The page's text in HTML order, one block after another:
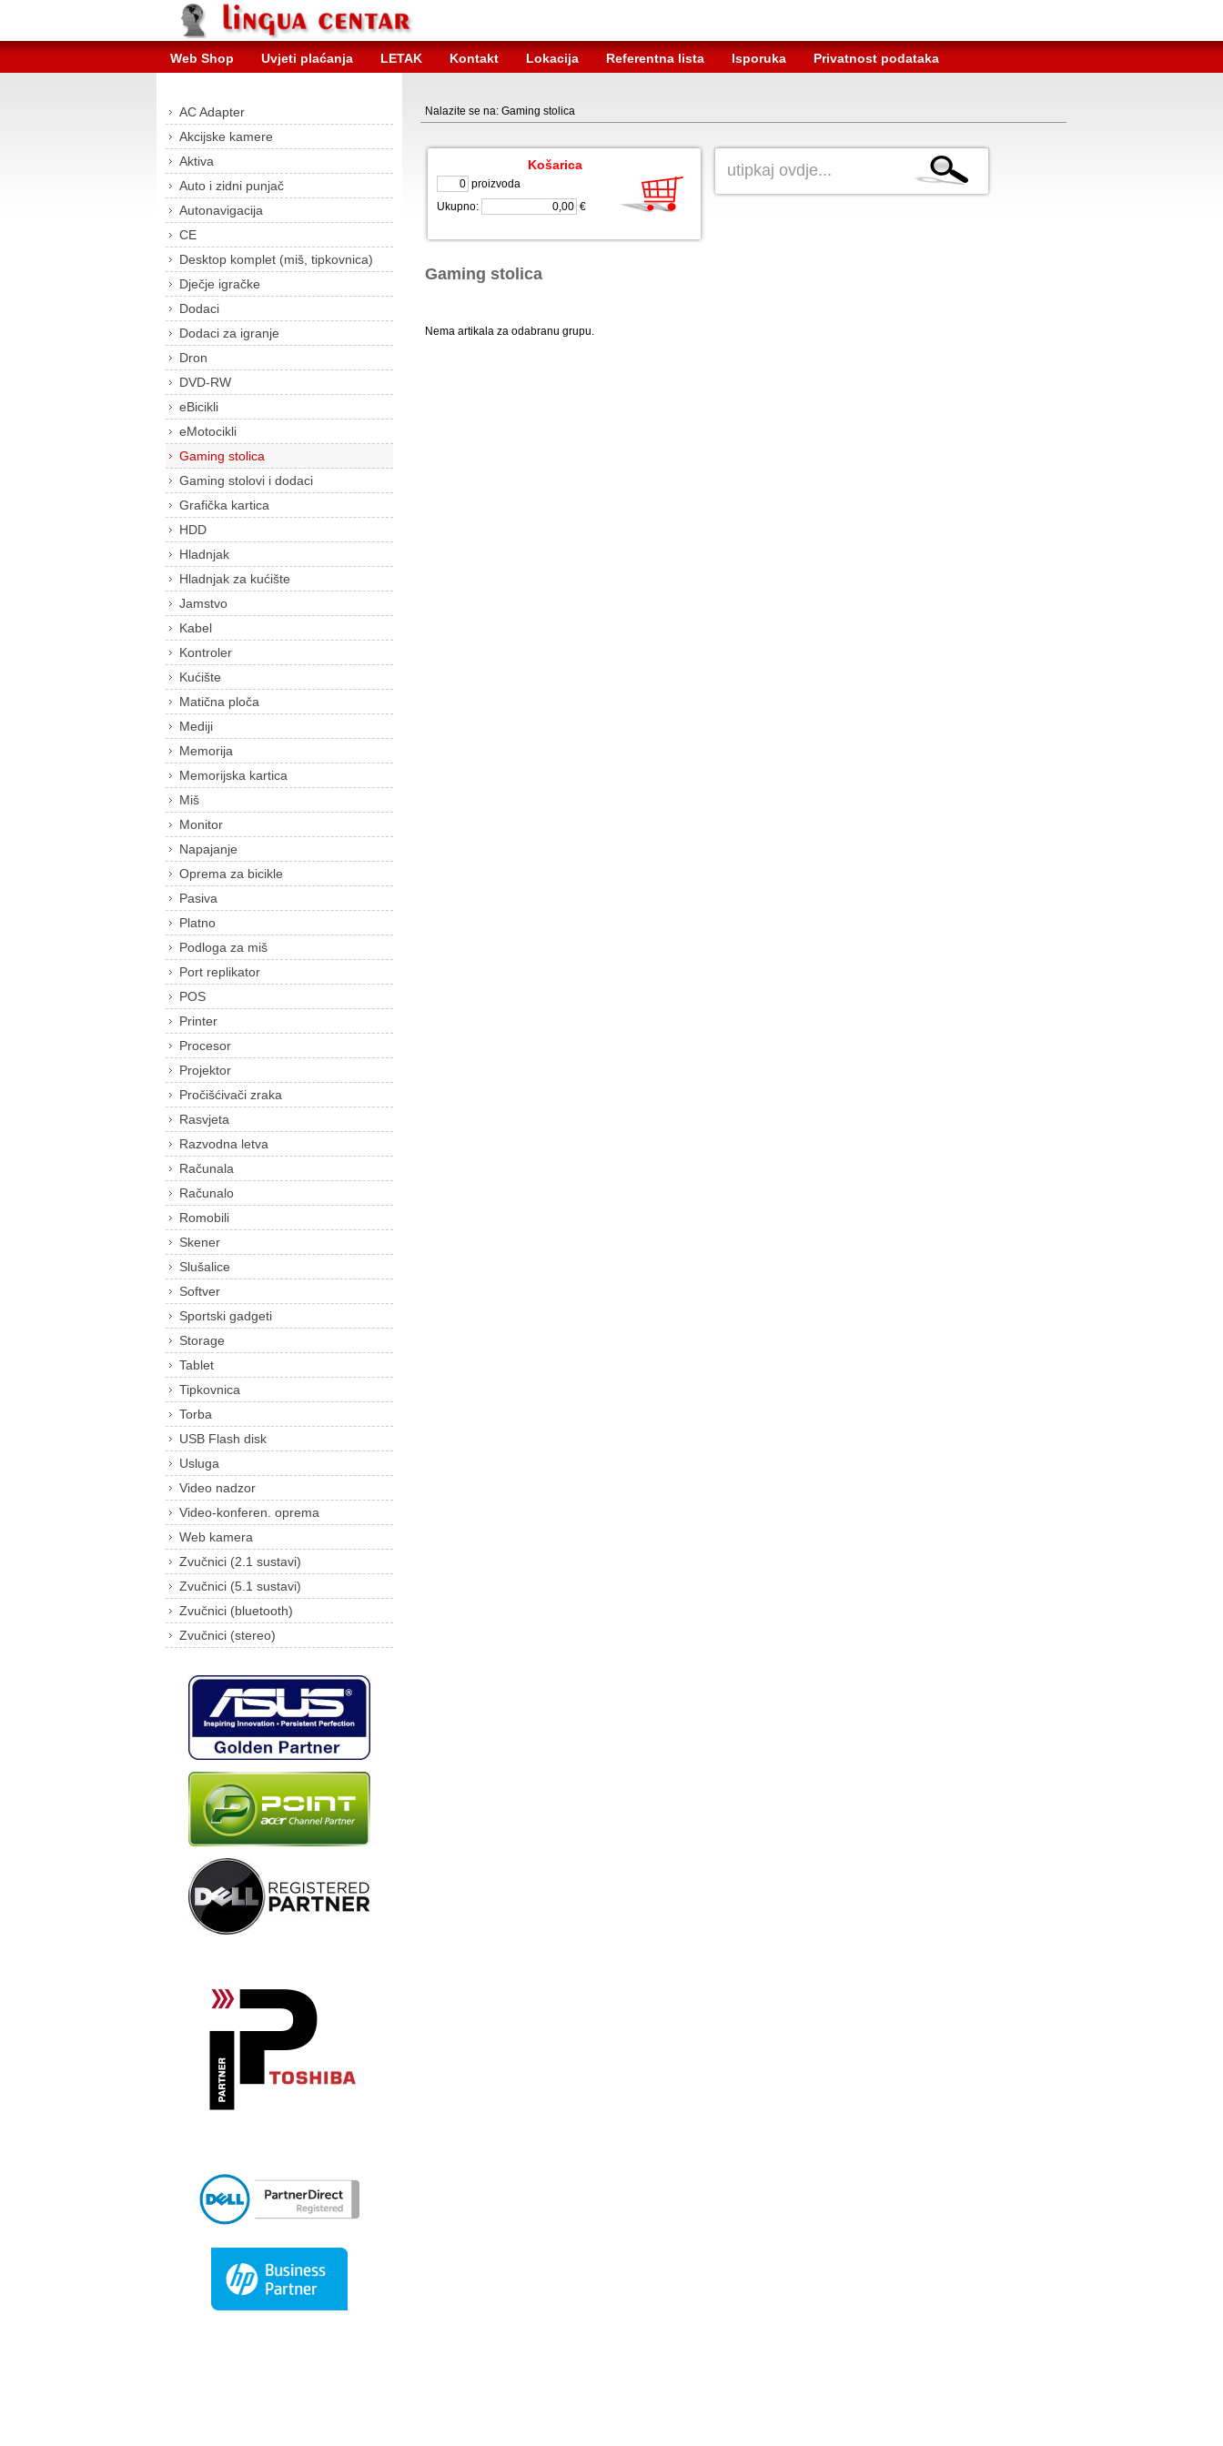
Web Shop Uvjeti plaćanja LETAK Kontakt Lokacija Referentna lista Isporuka Privatnost podataka
AC Adapter
Akcijske kamere
Aktiva
Auto i zidni punjač
Autonavigacija
CE
Desktop komplet (miš, tipkovnica)
Dječje igračke
Dodaci
Dodaci za igranje
Dron
DVD-RW
eBicikli
eMotocikli
Gaming stolica
Gaming stolovi i dodaci
Grafička kartica
HDD
Hladnjak
Hladnjak za kućište
Jamstvo
Kabel
Kontroler
Kućište
Matična ploča
Mediji
Memorija
Memorijska kartica
Miš
Monitor
Napajanje
Oprema za bicikle
Pasiva
Platno
Podloga za miš
Port replikator
POS
Printer
Procesor
Projektor
Pročišćivači zraka
Rasvjeta
Razvodna letva
Računala
Računalo
Romobili
Skener
Slušalice
Softver
Sportski gadgeti
Storage
Tablet
Tipkovnica
Torba
USB Flash disk
Usluga
Video nadzor
Video-konferen. oprema
Web kamera
Zvučnici (2.1 sustavi)
Zvučnici (5.1 sustavi)
Zvučnici (bluetooth)
Zvučnici (stereo)
Nalazite se na: Gaming stolica
Košarica
proizvoda
Ukupno:
€
Gaming stolica
Nema artikala za odabranu grupu.